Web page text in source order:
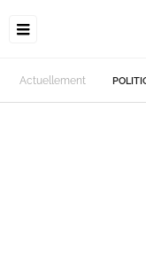
Actuellement